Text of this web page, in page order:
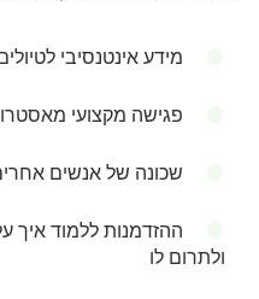
מידע אינטנסיבי
פגישה מקצועי
שכונה של אנשים
ההזדמנות ללמוד איך
ולתרום לו